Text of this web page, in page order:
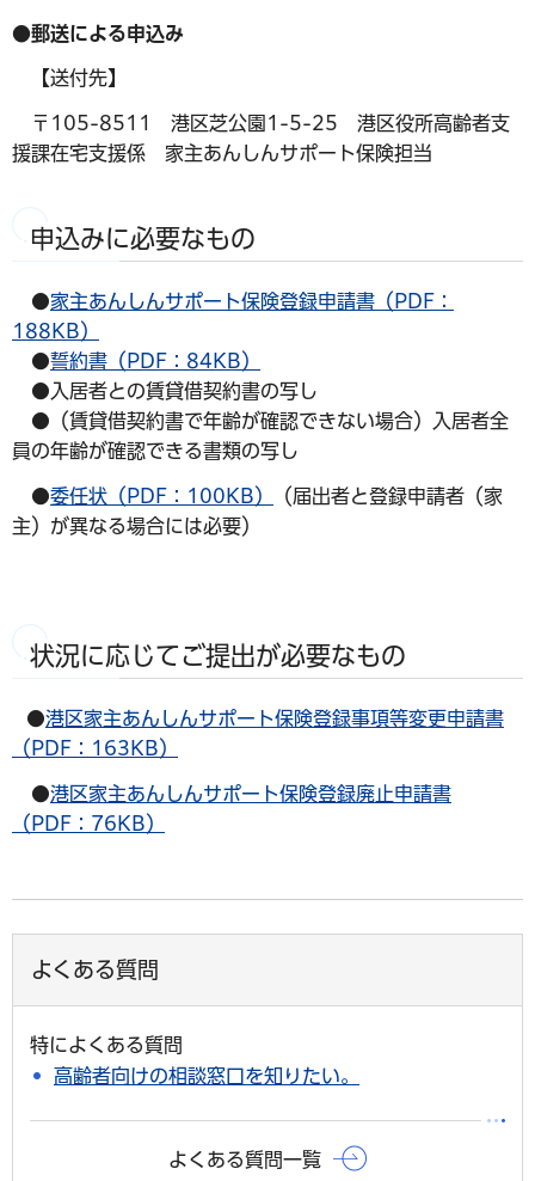
●郵送による申込み
【送付先】
〒105-8511 港区芝公園1-5-25 港区役所高齢者支
援課在宅支援係 家主あんしんサポート保険担当
申込みに必要なもの
●家主あんしんサポート保険登録申請書（PDF：
188KB）
●誓約書（PDF：84KB）
●入居者との賃貸借契約書の写し
●（賃貸借契約書で年齢が確認できない場合）入居者全
員の年齢が確認できる書類の写し
●委任状（PDF：100KB）
（届出者と登録申請者（家
主）が異なる場合には必要）
状況に応じてご提出が必要なもの
●港区家主あんしんサポート保険登録事項等変更申請書
（PDF：163KB）
●港区家主あんしんサポート保険登録廃止申請書
（PDF：76KB）
よくある質問
特によくある質問
高齢者向けの相談窓口を知りたい。
よくある質問一覧